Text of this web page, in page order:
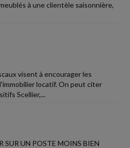
à une clientèle saisonnière,
visent à encourager les
locatif. On peut citer
Scellier,...
SUR UN POSTE MOINS BIEN